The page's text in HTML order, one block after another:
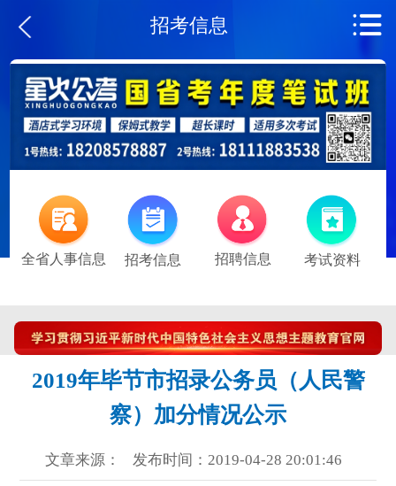
招考信息
全省人事信息 招考信息 招聘信息 考试资料
2019年毕节市招录公务员（人民警
察）加分情况公示
文章来源： 发布时间：2019-04-28 20:01:46